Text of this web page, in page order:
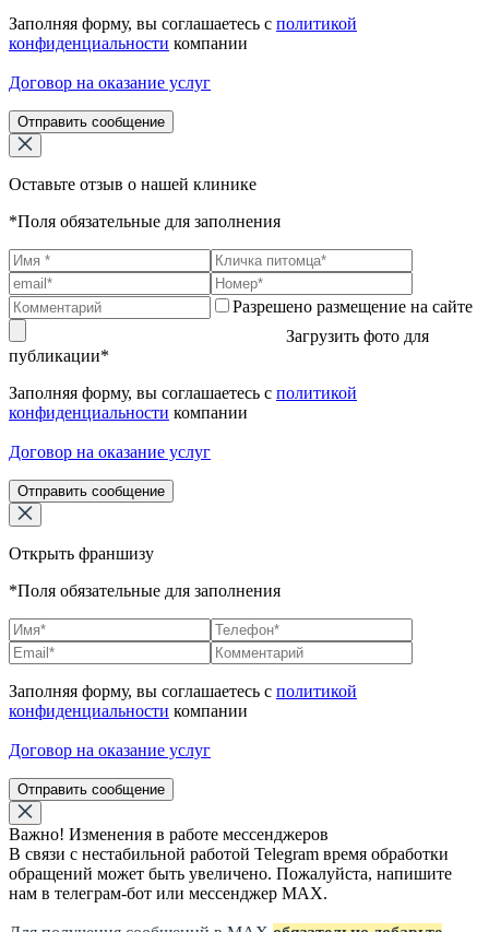
Заполняя форму, вы соглашаетесь с политикой
конфиденциальности компании
Договор на оказание услуг
Отправить сообщение
Оставьте отзыв о нашей клинике
*Поля обязательные для заполнения
Разрешено размещение на сайте
Загрузить фото для
публикации*
Заполняя форму, вы соглашаетесь с политикой
конфиденциальности компании
Договор на оказание услуг
Отправить сообщение
Открыть франшизу
*Поля обязательные для заполнения
Заполняя форму, вы соглашаетесь с политикой
конфиденциальности компании
Договор на оказание услуг
Отправить сообщение
Важно! Изменения в работе мессенджеров
В связи с нестабильной работой Telegram время обработки
обращений может быть увеличено. Пожалуйста, напишите
нам в телеграм-бот или мессенджер МАХ.